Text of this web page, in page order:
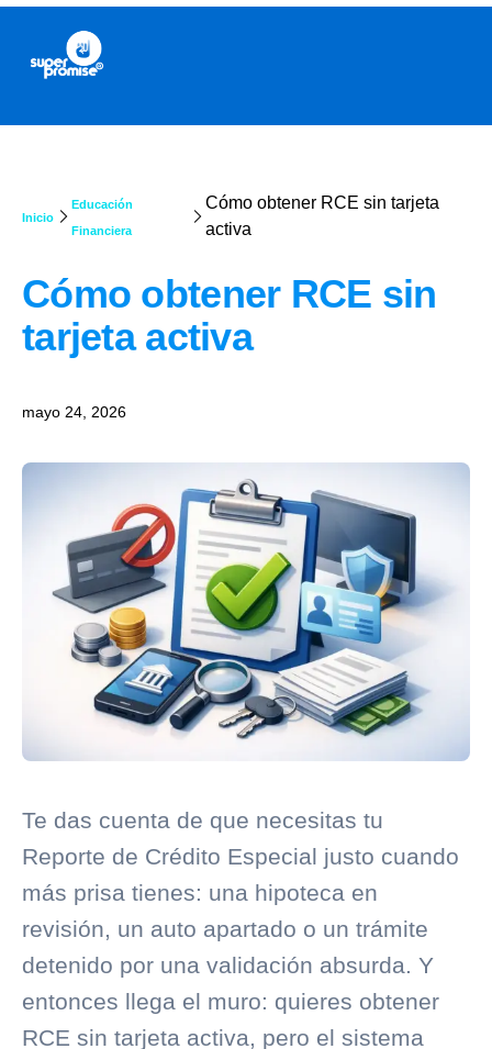
Inicio
Educación
Financiera
Cómo obtener RCE sin tarjeta
activa
Cómo obtener RCE sin
tarjeta activa
mayo 24, 2026
Te das cuenta de que necesitas tu
Reporte de Crédito Especial justo cuando
más prisa tienes: una hipoteca en
revisión, un auto apartado o un trámite
detenido por una validación absurda. Y
entonces llega el muro: quieres obtener
RCE sin tarjeta activa, pero el sistema